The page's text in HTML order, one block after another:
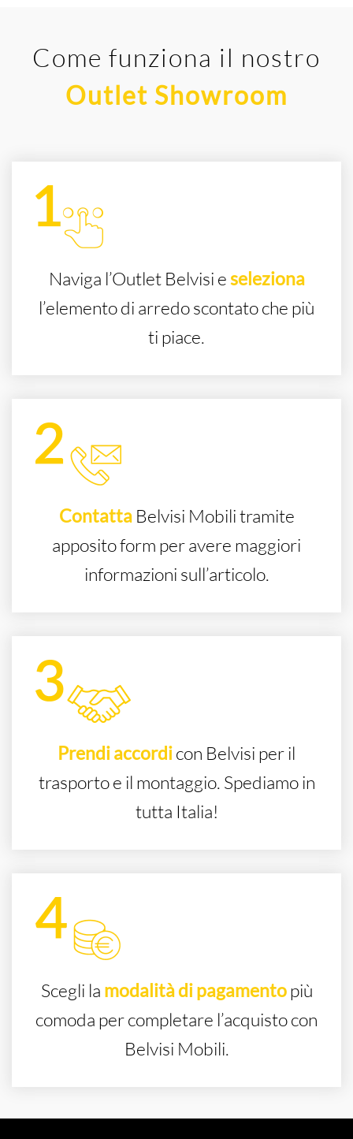
Come funziona il nostro
Outlet Showroom
Naviga l’Outlet Belvisi eseleziona
l’elemento di arredo scontato che più
ti piace.
ContattaBelvisi Mobili tramite
apposito form per avere maggiori
informazioni sull’articolo.
Prendi accordicon Belvisi per il
trasporto e il montaggio. Spediamo in
tutta Italia!
Scegli la modalità di pagamentopiù
comoda per completare l’acquisto con
Belvisi Mobili.